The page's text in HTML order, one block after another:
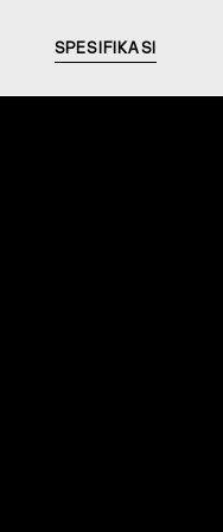
SPESIFIKASI